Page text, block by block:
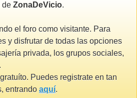
de ZonaDeVicio.
el foro como visitante. Para
y disfrutar de todas las opciones
privada, los grupos sociales,
Puedes registrate en tan
entrando aquí.